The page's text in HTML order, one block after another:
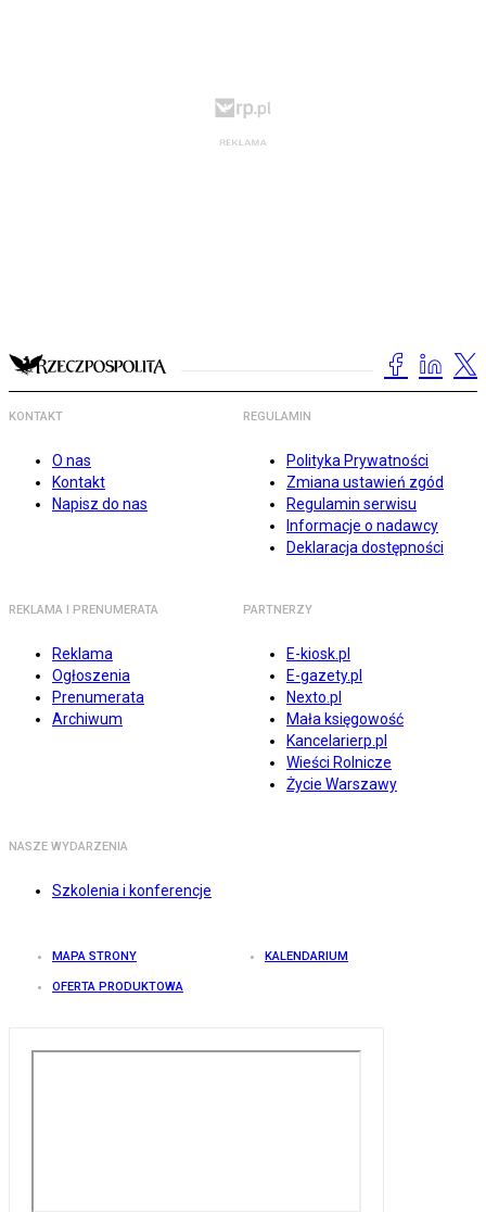
KONTAKT
O nas
Kontakt
Napisz do nas
REGULAMIN
Polityka Prywatności
Zmiana ustawień zgód
Regulamin serwisu
Informacje o nadawcy
Deklaracja dostępności
REKLAMA I PRENUMERATA
Reklama
Ogłoszenia
Prenumerata
Archiwum
PARTNERZY
E-kiosk.pl
E-gazety.pl
Nexto.pl
Mała księgowość
Kancelarierp.pl
Wieści Rolnicze
Życie Warszawy
NASZE WYDARZENIA
Szkolenia i konferencje
MAPA STRONY KALENDARIUM
OFERTA PRODUKTOWA